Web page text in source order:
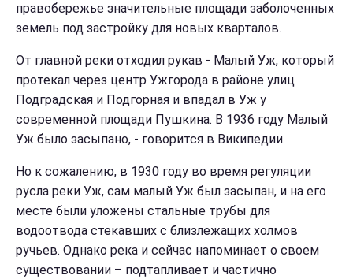
правобережье значительные площади заболоченных
земель под застройку для новых кварталов.
От главной реки отходил рукав - Малый Уж, который
протекал через центр Ужгорода в районе улиц
Подградская и Подгорная и впадал в Уж у
современной площади Пушкина. В 1936 году Малый
Уж было засыпано, - говорится в Википедии.
Но к сожалению, в 1930 году во время регуляции
русла реки Уж, сам малый Уж был засыпан, и на его
месте были уложены стальные трубы для
водоотвода стекавших с близлежащих холмов
ручьев. Однако река и сейчас напоминает о своем
существовании – подтапливает и частично